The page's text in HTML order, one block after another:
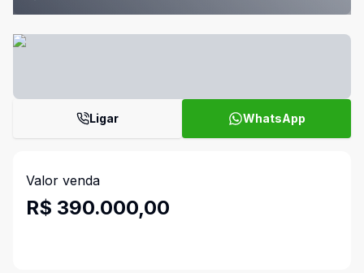
Ligar WhatsApp
Valor venda
R$ 390.000,00